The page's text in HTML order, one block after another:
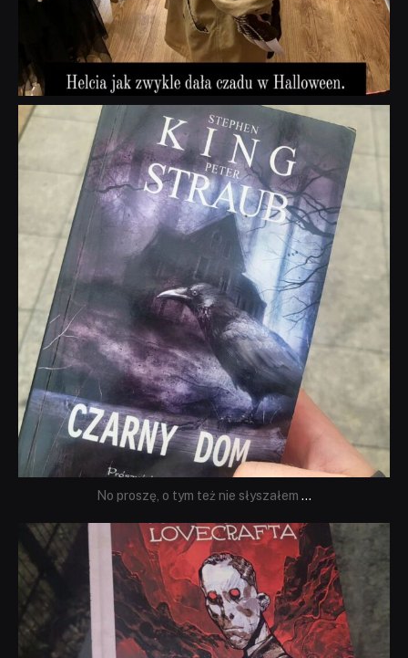
dobryhorror
Wrz 23
No proszę, o tym też nie słyszałem ...
dobryhorror
Wrz 19